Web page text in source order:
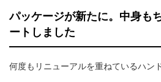
パッケージが新たに。中身も
ートしました
何度もリニューアルを重ねているハン